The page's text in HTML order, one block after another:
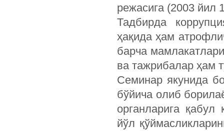
режасига (2003 йил
Тадбирда
ҳақида ҳам
барча
ва тажрибалар ҳам
Семинар якунида
бўйича олиб
органларига қабул
йўл